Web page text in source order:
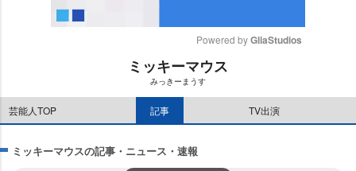
e
Powered by GliaStudios
ミッキーマウス
みっきーまうす
芸能人TOP 記事 TV出演
ミッキーマウスの記事・ニュース・速報